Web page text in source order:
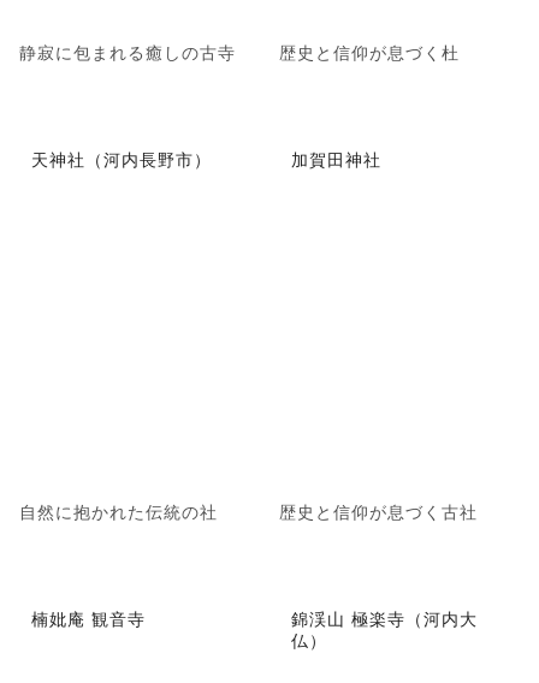
静寂に包まれる癒しの古寺 歴史と信仰が息づく杜
天神社（河内長野市）
自然に抱かれた伝統の社
加賀田神社
歴史と信仰が息づく古社
楠妣庵 観音寺
錦渓山 極楽寺（河内大
仏）